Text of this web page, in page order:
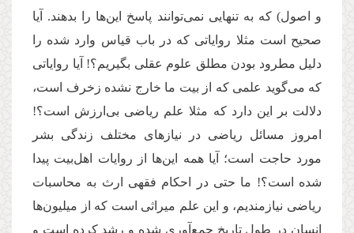
و اصول) که به تنهایی نمی‌توانند پاسخ این‌ها را بدهند. آیا
صحیح است مثلا روایاتی که در باب قیاس وارد شده را
دلیل مطرود بودن مطلق علوم عقلی بگیریم؟! آیا روایاتی
که می‌گوید علمی که از بیت ما خارج نشده زخرف است،
دلالت بر این دارد که مثلا علم ریاضی بی‌ارزش است؟!
امروز مسائل ریاضی در نیازهای مختلف زندگی بشر
مورد حاجت است؛ آیا همه این‌ها از روایات اهل‌بیت پیدا
شده است؟! ما حتی در احکام فقهی ارث به محاسبات
ریاضی نیازمندیم، و این علم میراثی است که از میلیون‌ها
انسان در طول تاریخ جمع‌آوری شده و رشد کرده است و